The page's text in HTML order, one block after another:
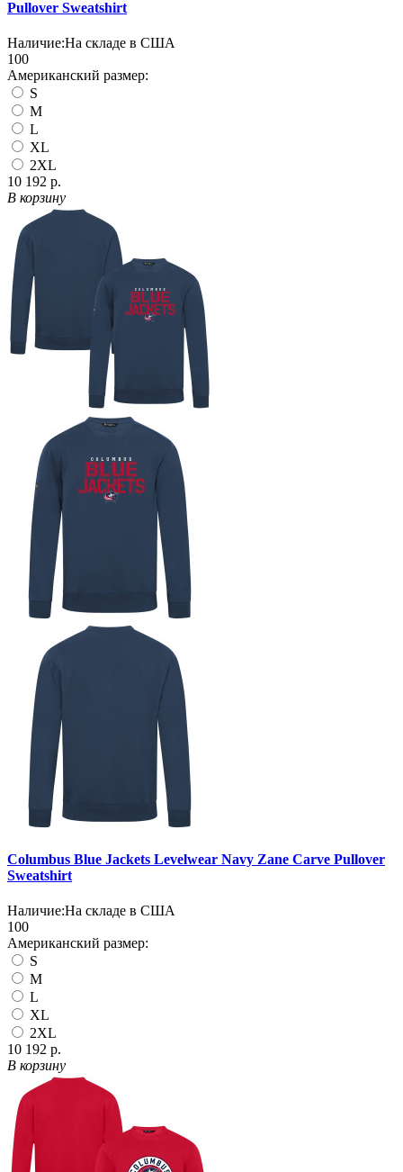
Pullover Sweatshirt
Наличие:На складе в США
100
Американский размер:
S
M
L
XL
2XL
10 192 р.
В корзину
Columbus Blue Jackets Levelwear Navy Zane Carve Pullover
Sweatshirt
Наличие:На складе в США
100
Американский размер:
S
M
L
XL
2XL
10 192 р.
В корзину